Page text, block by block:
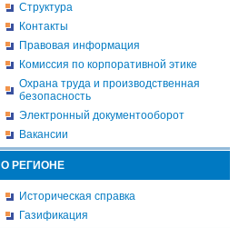
Структура
Контакты
Правовая информация
Комиссия по корпоративной этике
Охрана труда и производственная
безопасность
Электронный документооборот
Вакансии
О РЕГИОНЕ
Историческая справка
Газификация